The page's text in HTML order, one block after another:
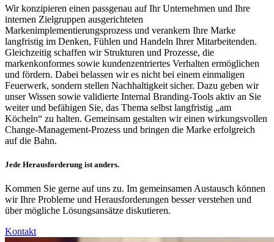
Wir konzipieren einen passgenau auf Ihr Unternehmen und Ihre
internen Zielgruppen ausgerichteten
Markenimplementierungsprozess und verankern Ihre Marke
langfristig im Denken, Fühlen und Handeln Ihrer Mitarbeitenden.
Gleichzeitig schaffen wir Strukturen und Prozesse, die
markenkonformes sowie kundenzentriertes Verhalten ermöglichen
und fördern. Dabei belassen wir es nicht bei einem einmaligen
Feuerwerk, sondern stellen Nachhaltigkeit sicher. Dazu geben wir
unser Wissen sowie validierte Internal Branding-Tools aktiv an Sie
weiter und befähigen Sie, das Thema selbst langfristig „am
Köcheln“ zu halten. Gemeinsam gestalten wir einen wirkungsvollen
Change-Management-Prozess und bringen die Marke erfolgreich
auf die Bahn.
Jede Herausforderung ist anders.
Kommen Sie gerne auf uns zu. Im gemeinsamen Austausch können
wir Ihre Probleme und Herausforderungen besser verstehen und
über mögliche Lösungsansätze diskutieren.
Kontakt